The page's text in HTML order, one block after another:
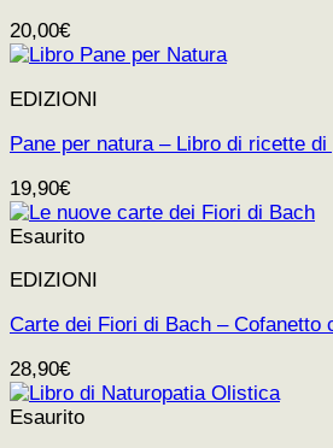
20,00€
EDIZIONI
Pane per natura – Libro di ricette
19,90€
Esaurito
EDIZIONI
Carte dei Fiori di Bach – Cofanetto
28,90€
Esaurito